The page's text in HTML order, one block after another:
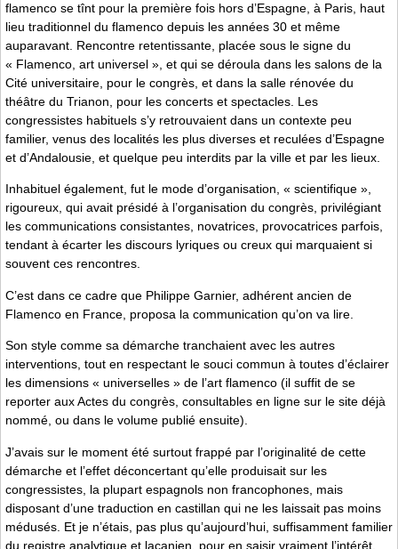
flamenco se tînt pour la première fois hors d’Espagne, à Paris, haut
lieu traditionnel du flamenco depuis les années 30 et même
auparavant. Rencontre retentissante, placée sous le signe du
« Flamenco, art universel », et qui se déroula dans les salons de la
Cité universitaire, pour le congrès, et dans la salle rénovée du
théâtre du Trianon, pour les concerts et spectacles. Les
congressistes habituels s’y retrouvaient dans un contexte peu
familier, venus des localités les plus diverses et reculées d’Espagne
et d’Andalousie, et quelque peu interdits par la ville et par les lieux.
Inhabituel également, fut le mode d’organisation, « scientifique »,
rigoureux, qui avait présidé à l’organisation du congrès, privilégiant
les communications consistantes, novatrices, provocatrices parfois,
tendant à écarter les discours lyriques ou creux qui marquaient si
souvent ces rencontres.
C’est dans ce cadre que Philippe Garnier, adhérent ancien de
Flamenco en France, proposa la communication qu’on va lire.
Son style comme sa démarche tranchaient avec les autres
interventions, tout en respectant le souci commun à toutes d’éclairer
les dimensions « universelles » de l’art flamenco (il suffit de se
reporter aux Actes du congrès, consultables en ligne sur le site déjà
nommé, ou dans le volume publié ensuite).
J’avais sur le moment été surtout frappé par l’originalité de cette
démarche et l’effet déconcertant qu’elle produisait sur les
congressistes, la plupart espagnols non francophones, mais
disposant d’une traduction en castillan qui ne les laissait pas moins
médusés. Et je n’étais, pas plus qu’aujourd’hui, suffisamment familier
du registre analytique et lacanien, pour en saisir vraiment l’intérêt.